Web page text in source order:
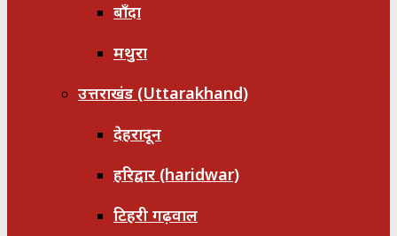
बाँदा
मथुरा
उत्तराखंड (Uttarakhand)
देहरादून
हरिद्वार (haridwar)
टिहरी गढ़वाल